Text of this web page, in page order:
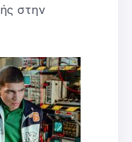
στην